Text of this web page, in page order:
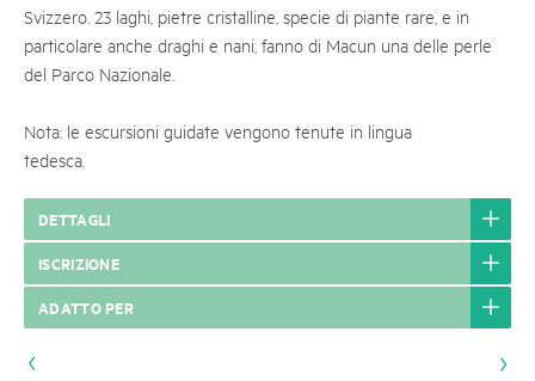
Svizzero. 23 laghi, pietre cristalline, specie di piante rare, e in
particolare anche draghi e nani, fanno di Macun una delle perle
del Parco Nazionale.
Nota: le escursioni guidate vengono tenute in lingua
tedesca.
DETTAGLI
ISCRIZIONE
ADATTO PER